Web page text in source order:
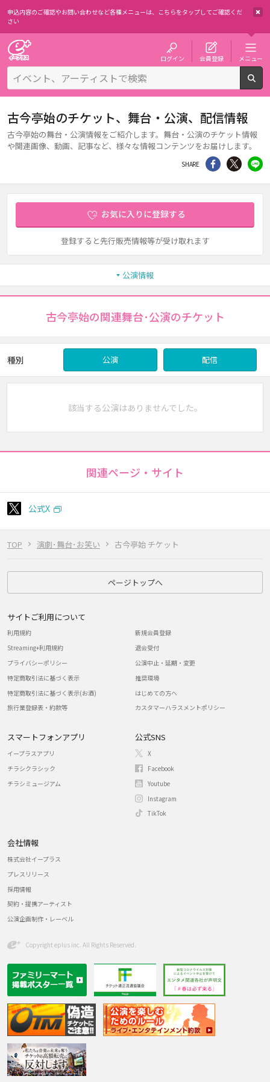
申込内容のご確認やお問い合わせなど各種メニューは、 こちらをタップしてご確認くだ
さい
ログイン 会員登録 メニュー
TOP 演劇･舞台･お笑い 古今亭始 チケット
古今亭始のチケット、舞台・公演、配信情報
古今亭始の舞台・公演情報をご紹介します。舞台・公演のチケット情報
や関連画像、動画、記事など、様々な情報コンテンツをお届けします。
SHARE シェア Twitter
お気に入りに登録する
登録すると先行販売情報等が受け取れます
公演情報
古今亭始の関連舞台･公演のチケット
種別 公演 配信
該当する公演はありませんでした。
関連ページ・サイト
公式X
ページトップへ
サイトご利用について
利用規約
Streaming+利用規約
プライバシーポリシー
特定商取引法に基づく表示
特定商取引法に基づく表示(お酒)
旅行業登録表・約款等
新規会員登録
退会受付
公演中止・延期・変更
推奨環境
はじめての方へ
カスタマーハラスメントポリシー
スマートフォンアプリ
イープラスアプリ
チラシクラシック
チラシミュージアム
公式SNS
X
Facebook
Youtube
Instagram
TikTok
会社情報
株式会社イープラス
プレスリリース
採用情報
契約・提携アーティスト
公演企画制作・レーベル
Copyright eplus inc. All Rights Reserved.